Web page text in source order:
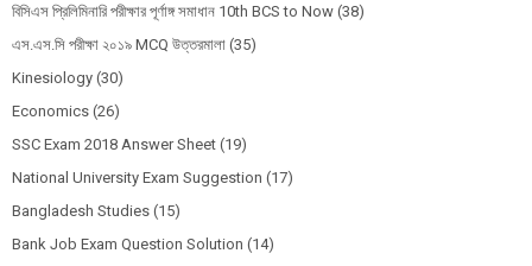
বিসিএস প্রিলিমিনারি পরীক্ষার পূর্ণাঙ্গ সমাধান 10th BCS to Now (38)
এস.এস.সি পরীক্ষা ২০১৯ MCQ উত্তরমালা (35)
Kinesiology (30)
Economics (26)
SSC Exam 2018 Answer Sheet (19)
National University Exam Suggestion (17)
Bangladesh Studies (15)
Bank Job Exam Question Solution (14)